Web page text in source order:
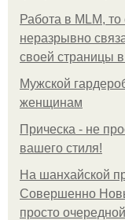
Работа в MLM,
неразрывно
своей страницы в
Мужской
женщинам
Прическа - не
вашего стиля!
На шанхайской
Совершенно
просто